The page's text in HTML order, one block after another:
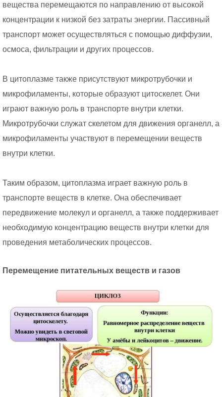
вещества перемещаются по направлению от высокой
концентрации к низкой без затраты энергии. Пассивный
транспорт может осуществляться с помощью диффузии,
осмоса, фильтрации и других процессов.
В цитоплазме также присутствуют микротрубочки и
микрофиламенты, которые образуют цитоскелет. Они
играют важную роль в транспорте внутри клетки.
Микротрубочки служат скелетом для движения органелл, а
микрофиламенты участвуют в перемещении веществ
внутри клетки.
Таким образом, цитоплазма играет важную роль в
транспорте веществ в клетке. Она обеспечивает
передвижение молекул и органелл, а также поддерживает
необходимую концентрацию веществ внутри клетки для
проведения метаболических процессов.
Перемещение питательных веществ и газов